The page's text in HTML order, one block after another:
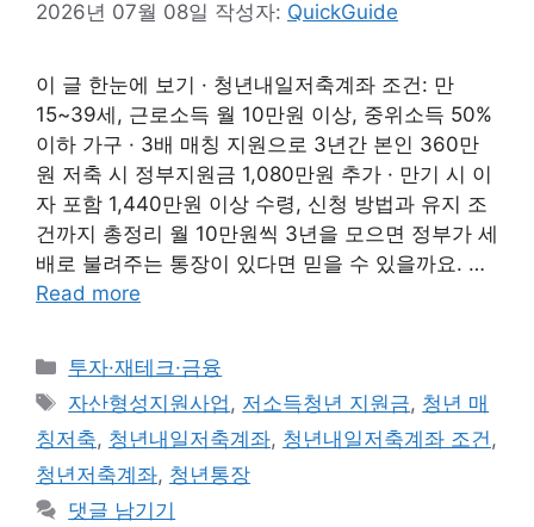
2026년 07월 08일 작성자: QuickGuide
이 글 한눈에 보기 · 청년내일저축계좌 조건: 만
15~39세, 근로소득 월 10만원 이상, 중위소득 50%
이하 가구 · 3배 매칭 지원으로 3년간 본인 360만
원 저축 시 정부지원금 1,080만원 추가 · 만기 시 이
자 포함 1,440만원 이상 수령, 신청 방법과 유지 조
건까지 총정리 월 10만원씩 3년을 모으면 정부가 세
배로 불려주는 통장이 있다면 믿을 수 있을까요. …
Read more
카
테
고
리
투자·재테크·금융
태
그
자산형성지원사업 , 저소득청년 지원금, 청년 매
칭저축, 청년내일저축계좌, 청년내일저축계좌 조건 ,
청년저축계좌, 청년통장
댓글 남기기